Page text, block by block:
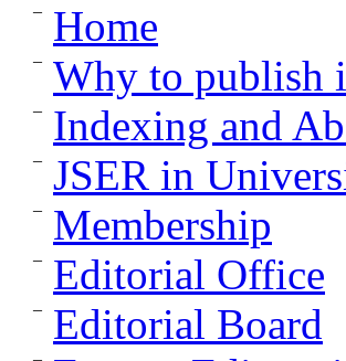
Home
Why to publish
Indexing and
JSER in
Membership
Editorial Office
Editorial Board